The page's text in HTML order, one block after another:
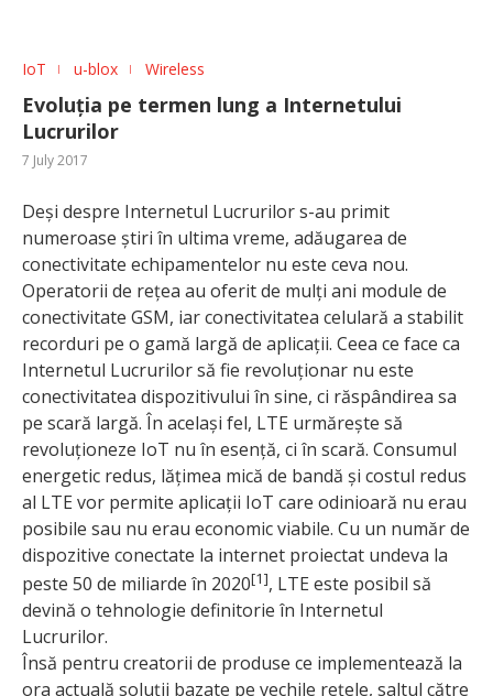
IoT u-blox Wireless
Evoluția pe termen lung a Internetului
Lucrurilor
7 July 2017
Deși despre Internetul Lucrurilor s-au primit
numeroase știri în ultima vreme, adăugarea de
conectivitate echipamentelor nu este ceva nou.
Operatorii de rețea au oferit de mulți ani module de
conectivitate GSM, iar conectivitatea celulară a stabilit
recorduri pe o gamă largă de aplicații. Ceea ce face ca
Internetul Lucrurilor să fie revoluționar nu este
conectivitatea dispozitivului în sine, ci răspândirea sa
pe scară largă. În același fel, LTE urmărește să
revoluționeze IoT nu în esență, ci în scară. Consumul
energetic redus, lățimea mică de bandă și costul redus
al LTE vor permite aplicații IoT care odinioară nu erau
posibile sau nu erau economic viabile. Cu un număr de
dispozitive conectate la internet proiectat undeva la
peste 50 de miliarde în 2020[1], LTE este posibil să
devină o tehnologie definitorie în Internetul
Lucrurilor.
Însă pentru creatorii de produse ce implementează la
ora actuală soluții bazate pe vechile rețele, saltul către